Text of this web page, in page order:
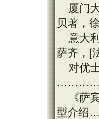
厦门
贝著，
意
萨齐，[
对优
《萨
型介绍